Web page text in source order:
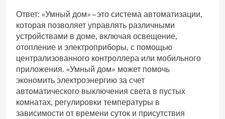
Ответ: «Умный дом» – это система автоматизации,
которая позволяет управлять различными
устройствами в доме, включая освещение,
отопление и электроприборы, с помощью
централизованного контроллера или мобильного
приложения. «Умный дом» может помочь
экономить электроэнергию за счет
автоматического выключения света в пустых
комнатах, регулировки температуры в
зависимости от времени суток и присутствия